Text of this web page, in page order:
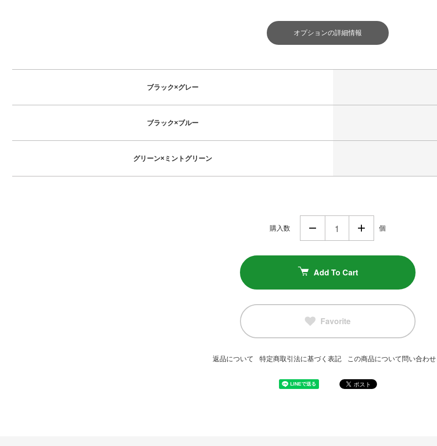
オプションの詳細情報
ブラック×グレー
ブラック×ブルー
グリーン×ミントグリーン
購入数 個
Add To Cart
Favorite
返品について 特定商取引法に基づく表記 この商品について問い合わ